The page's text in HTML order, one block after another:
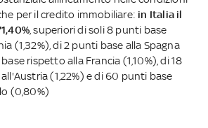
per il credito immobiliare: in Italia il
, superiori di soli 8 punti base
(1,32%), di 2 punti base alla Spagna
rispetto alla Francia (1,10%), di 18
(1,22%) e di 60 punti base
(0,80%)